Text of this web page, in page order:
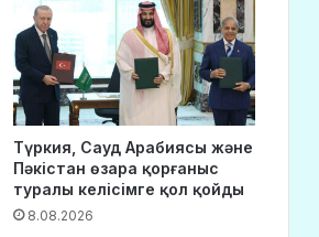
Түркия, Сауд Арабиясы және
Пәкістан өзара қорғаныс
туралы келісімге қол қойды
8.08.2026